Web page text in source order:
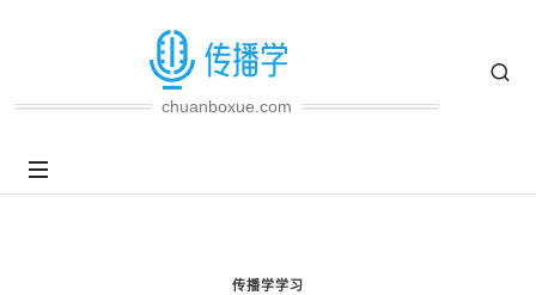
chuanboxue.com
传播学学习